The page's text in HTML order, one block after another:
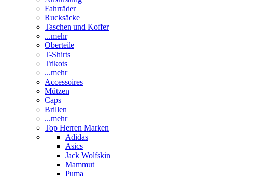
Fahrräder
Rucksäcke
Taschen und Koffer
...mehr
Oberteile
T-Shirts
Trikots
...mehr
Accessoires
Mützen
Caps
Brillen
...mehr
Top Herren Marken
Adidas
Asics
Jack Wolfskin
Mammut
Puma